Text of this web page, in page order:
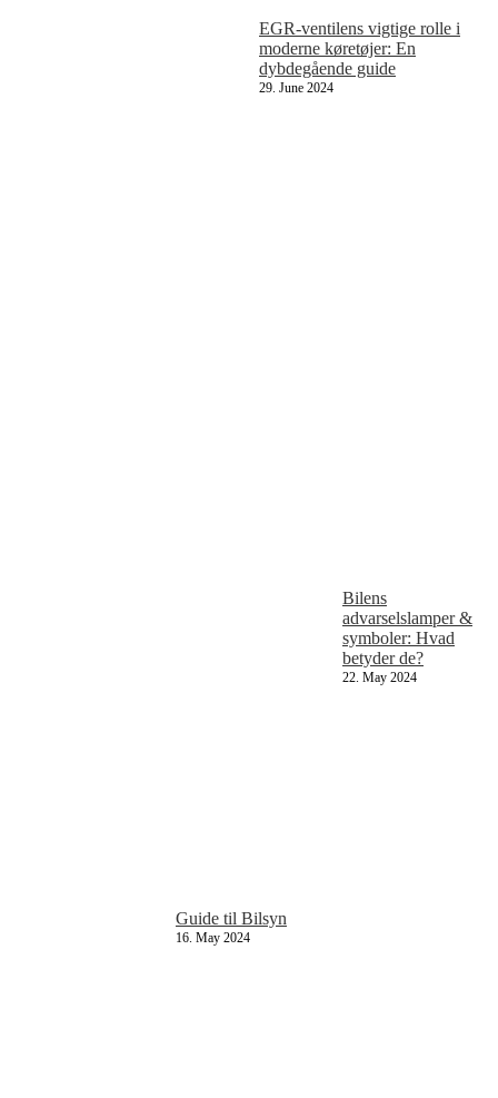
EGR-ventilens vigtige rolle i
moderne køretøjer: En
dybdegående guide
29. June 2024
Bilens
advarselslamper &
symboler: Hvad
betyder de?
22. May 2024
Guide til Bilsyn
16. May 2024